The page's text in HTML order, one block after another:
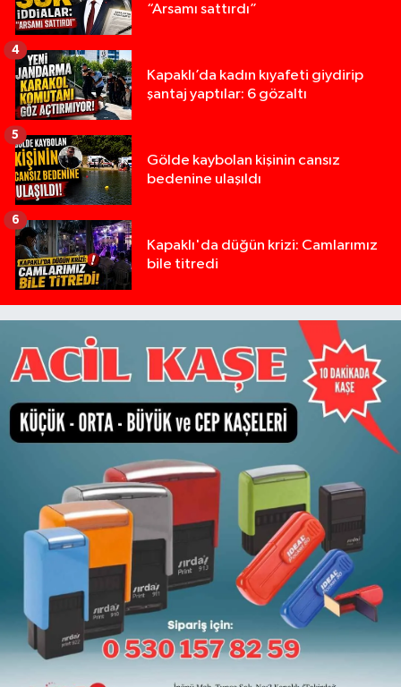
“Arsamı sattırdı”
Kapaklı’da kadın kıyafeti giydirip
şantaj yaptılar: 6 gözaltı
4
Gölde kaybolan kişinin cansız
bedenine ulaşıldı
5
Kapaklı'da düğün krizi: Camlarımız
bile titredi
6